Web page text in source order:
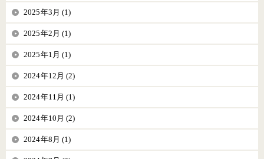
2025年3月 (1)
2025年2月 (1)
2025年1月 (1)
2024年12月 (2)
2024年11月 (1)
2024年10月 (2)
2024年8月 (1)